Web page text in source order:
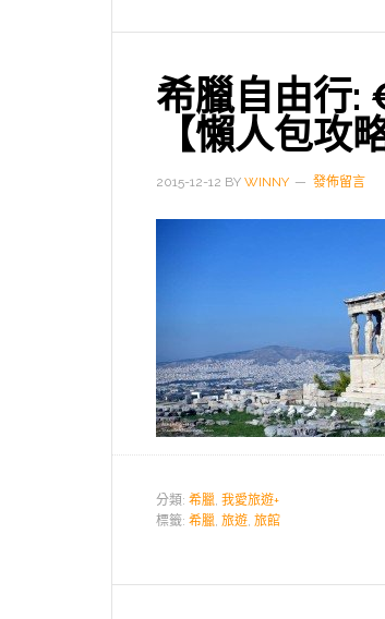
希臘自由行:
【懶人包攻略
2015-12-12 BY WINNY 發佈留言
分類: 希臘, 我愛旅遊+
標籤: 希臘, 旅遊, 旅館